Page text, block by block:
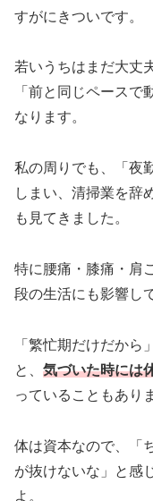
すがにきついです。
若いうちはまだ大丈
「前と同じペースで
なります。
私の周りでも、「夜
しまい、清掃業を辞
も見てきました。
特に腰痛・膝痛・肩
段の生活にも影響し
「繁忙期だけだから
と、 気づいた時には
っていることもあり
体は資本なので、
「
が抜けないな」
と感
よ。